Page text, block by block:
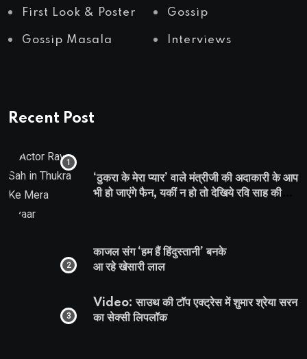
First Look & Poster Gossip
Gossip Masala Interviews
Recent Post
‘ठुकरा के मेरा प्यार’ वाले मंत्रीजी की अदाकारी के आप
भी हो जाएंगे फैन, यकीं न हो तो देखिये रवि साह की
काजल संग ‘हम हैं हिंदुस्तानी’ बनके
आ रहे खेसारी लाल
Video: साउथ की टॉप एक्ट्रेस में शुमार श्रेया सरन
का सेक्सी लिपलॉक